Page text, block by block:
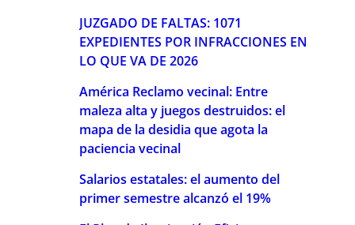
JUZGADO DE FALTAS: 1071
EXPEDIENTES POR INFRACCIONES EN
LO QUE VA DE 2026
América Reclamo vecinal: Entre
maleza alta y juegos destruidos: el
mapa de la desidia que agota la
paciencia vecinal
Salarios estatales: el aumento del
primer semestre alcanzó el 19%